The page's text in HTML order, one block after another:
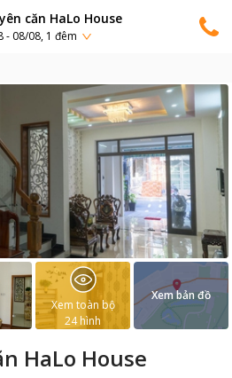
căn HaLo House
- 08/08, 1 đêm
HaLo House
Xem toàn bộ
24 hình
Xem bản đồ